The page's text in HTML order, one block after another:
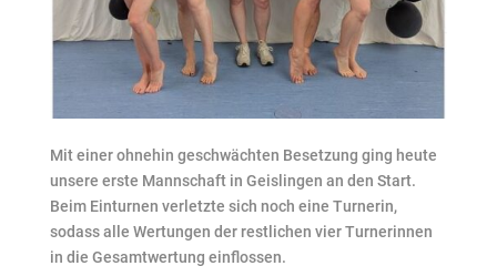
Mit einer ohnehin geschwächten Besetzung ging heute
unsere erste Mannschaft in Geislingen an den Start.
Beim Einturnen verletzte sich noch eine Turnerin,
sodass alle Wertungen der restlichen vier Turnerinnen
in die Gesamtwertung einflossen.